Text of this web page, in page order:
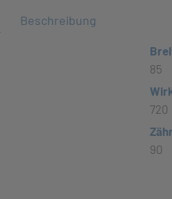
Beschreibung
85
720
90